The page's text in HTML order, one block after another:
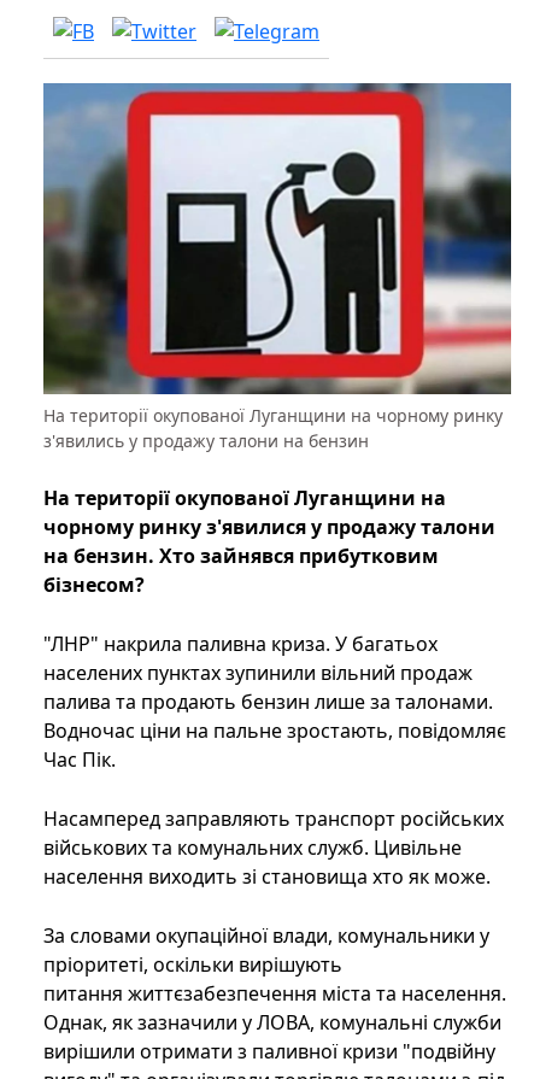
На території окупованої Луганщини на чорному ринку
з'явились у продажу талони на бензин
На території окупованої Луганщини на
чорному ринку з'явилися у продажу талони
на бензин. Хто зайнявся прибутковим
бізнесом?
"ЛНР" накрила паливна криза. У багатьох
населених пунктах зупинили вільний продаж
палива та продають бензин лише за талонами.
Водночас ціни на пальне зростають, повідомляє
Час Пік.
Насамперед заправляють транспорт російських
військових та комунальних служб. Цивільне
населення виходить зі становища хто як може.
За словами окупаційної влади, комунальники у
пріоритеті, оскільки вирішують
питання життєзабезпечення міста та населення.
Однак, як зазначили у ЛОВА, комунальні служби
вирішили отримати з паливної кризи "подвійну